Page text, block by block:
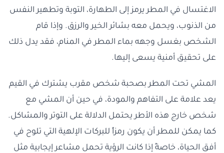
الاغتسال في المطر يرمز إلى الطهارة، التوبة وتطهير النفس
من الذنوب، ويحمل معه بشائر الخير والرزق. وإذا قام
الشخص بغسل وجهه بماء المطر في المنام، فقد يدل ذلك
على تحقيق أمنية يسعى إليها.
المشي تحت المطر بصحبة شخص مقرب يشترك في القيم
يعد علامة على التفاهم والمودة، في حين أن المشي مع
شخص خارج هذه الأطر يحتمل الدلالة على التوتر والمشاكل.
كما يمكن للمطر أن يكون رمزاً للبركات الإلهية التي تلوح في
أفق الحياة، خاصةً إذا كانت الرؤية تحمل مشاعر إيجابية مثل